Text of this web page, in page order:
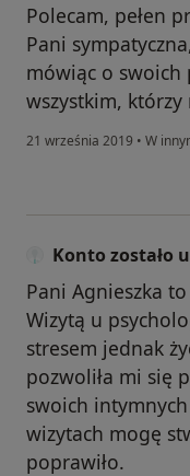
Polecam, pełen
Pani
mówiąc o swoich
wszystkim,
21 września 2019 • W
Konto zostało
Pani Agnieszka
Wizytą u
stresem jednak
pozwoliła mi się
swoich
wizytach mogę
poprawiło.